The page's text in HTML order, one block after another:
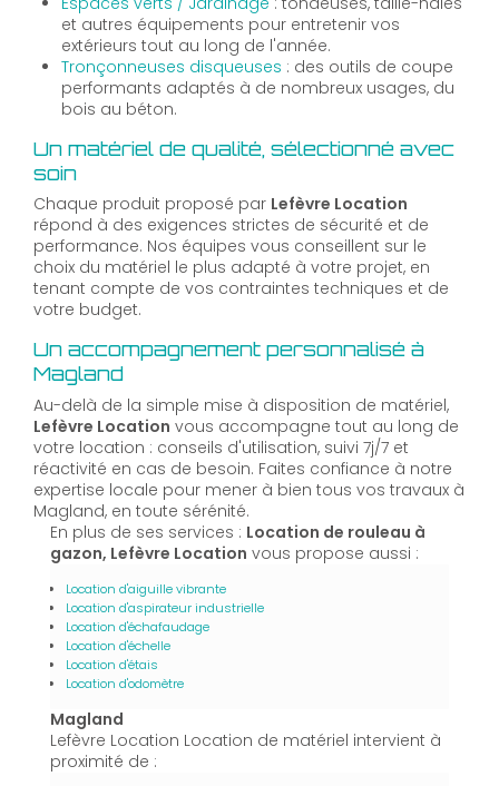
et autres équipements pour entretenir vos
extérieurs tout au long de l'année.
Tronçonneuses disqueuses : des outils de coupe
performants adaptés à de nombreux usages, du
bois au béton.
Un matériel de qualité, sélectionné avec
soin
Chaque produit proposé par Lefèvre Location
répond à des exigences strictes de sécurité et de
performance. Nos équipes vous conseillent sur le
choix du matériel le plus adapté à votre projet, en
tenant compte de vos contraintes techniques et de
votre budget.
Un accompagnement personnalisé à
Magland
Au-delà de la simple mise à disposition de matériel,
Lefèvre Location vous accompagne tout au long de
votre location : conseils d'utilisation, suivi 7j/7 et
réactivité en cas de besoin. Faites confiance à notre
expertise locale pour mener à bien tous vos travaux à
Magland, en toute sérénité.
En plus de ses services : Location de rouleau à
gazon, Lefèvre Location vous propose aussi :
Location d'aiguille vibrante
Location d'aspirateur industrielle
Location d'échafaudage
Location d'échelle
Location d'étais
Location d'odomètre
Magland
Lefèvre Location Location de matériel intervient à
proximité de :